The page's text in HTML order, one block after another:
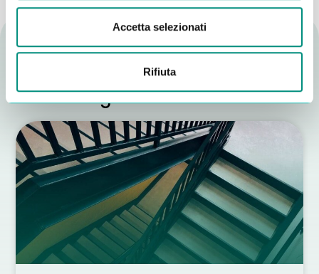
Accetta selezionati
Rifiuta
Altri consigli utili